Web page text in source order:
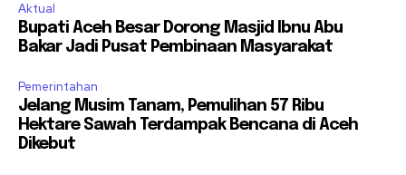
Aktual
Bupati Aceh Besar Dorong Masjid Ibnu Abu
Bakar Jadi Pusat Pembinaan Masyarakat
Pemerintahan
Jelang Musim Tanam, Pemulihan 57 Ribu
Hektare Sawah Terdampak Bencana di Aceh
Dikebut